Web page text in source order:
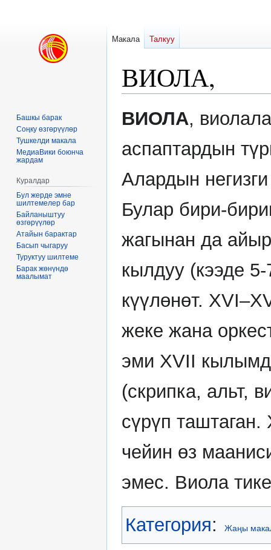
ВИОЛА,
Навигацияга
өтүү
Издөөгө
өтүү
ВИОЛА,
аспаптардын
Алардын
Булар бири-
жагынан да
кылдуу (кээде
күүлөнөт.
жеке жана
эми XVII
(скрипка, альт,
сүрүп
чейин өз
эмес. Виола
Категория: Жаңы
Макала Талкуу
Башкы барак
Соңку өзгөрүүлөр
Тушкелди макала
МедиаВики боюнча
жардам
Куралдар
Бул жерде эмне
шилтемелер бар
Байланыштуу
өзгөрүүлөр
Атайын барактар
Басып чыгаруу
Туруктуу шилтеме
Барак жөнүндө
маалымат